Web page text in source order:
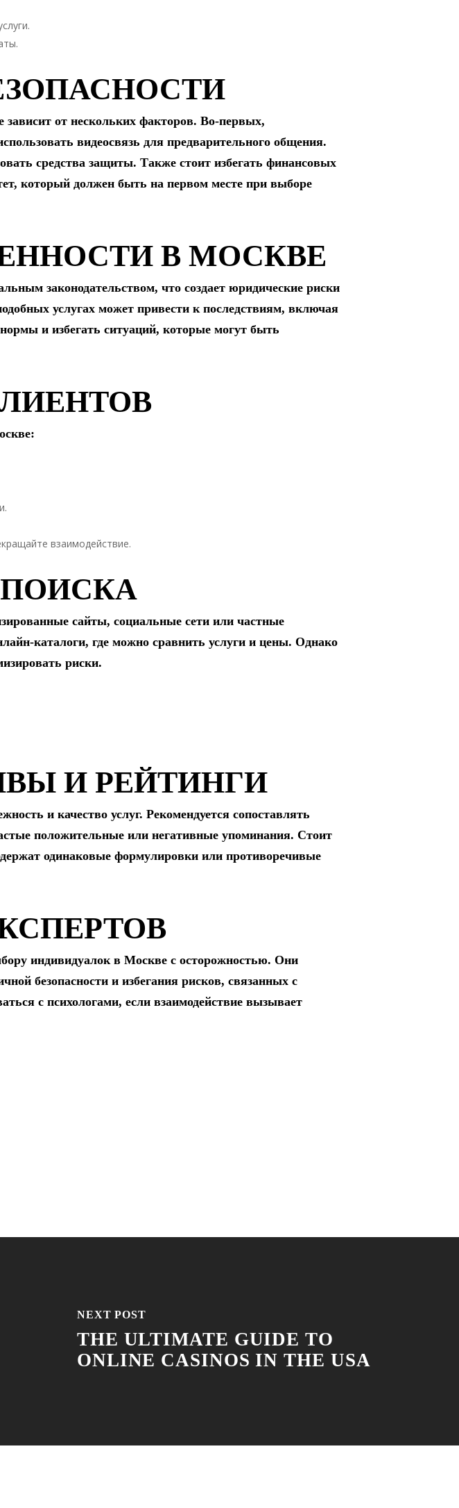
от нескольких факторов. Во-первых,
видеосвязь для предварительного общения.
средства защиты. Также стоит избегать финансовых
который должен быть на первом месте при выборе
В МОСКВЕ
законодательством, что создает юридические риски
услугах может привести к последствиям, включая
и избегать ситуаций, которые могут быть
взаимодействие.
сайты, социальные сети или частные
каталоги, где можно сравнить услуги и цены. Однако
риски.
И РЕЙТИНГИ
и качество услуг. Рекомендуется сопоставлять
положительные или негативные упоминания. Стоит
одинаковые формулировки или противоречивые
индивидуалок в Москве с осторожностью. Они
безопасности и избегания рисков, связанных с
с психологами, если взаимодействие вызывает
NEXT POST
THE ULTIMATE GUIDE TO
ONLINE CASINOS IN THE USA